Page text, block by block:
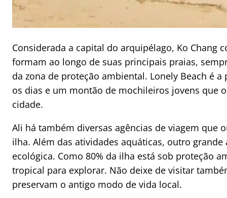
Considerada a capital do arquipélago, Ko Chang
formam ao longo de suas principais praias,
da zona de proteção ambiental. Lonely Beach é
os dias e um montão de mochileiros jovens que
cidade.
Ali há também diversas agências de viagem que
ilha. Além das atividades aquáticas, outro
ecológica. Como 80% da ilha está sob proteção
tropical para explorar. Não deixe de visitar
preservam o antigo modo de vida local.